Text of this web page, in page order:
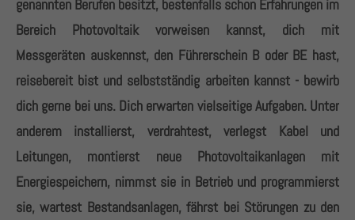
+44 1234 567 890
Drop us a line
info@yourdomain.com
About us
Lorem ipsum dolor sit amet, consectetuer adipiscing
elit.
Aenean commodo ligula eget dolor. Aenean massa.
genannten Berufen besitzt, bestenfalls schon Erfahrungen im
Bereich Photovoltaik vorweisen kannst, dich mit
Messgeräten auskennst, den Führerschein B oder BE hast,
reisebereit bist und selbstständig arbeiten kannst - bewirb
dich gerne bei uns. Dich erwarten vielseitige Aufgaben. Unter
anderem installierst, verdrahtest, verlegst Kabel und
Leitungen, montierst neue Photovoltaikanlagen mit
Energiespeichern, nimmst sie in Betrieb und programmierst
sie, wartest Bestandsanlagen, fährst bei Störungen zu den